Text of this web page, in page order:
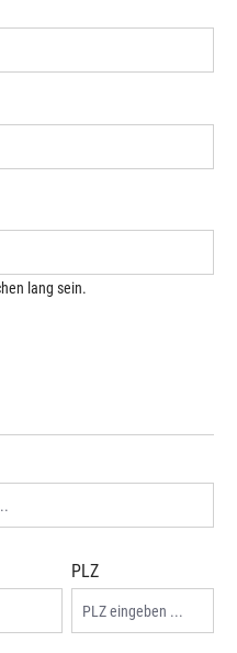
lang sein.
PLZ